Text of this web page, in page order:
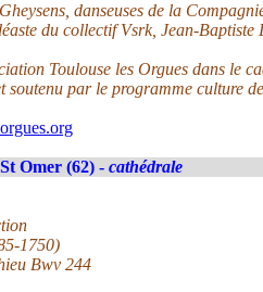
danseuses de la
du collectif Vsrk, Jean-
Toulouse les Orgues dans le
soutenu par le programme culture
St Omer (62) - cathédrale
1750)
Bwv 244